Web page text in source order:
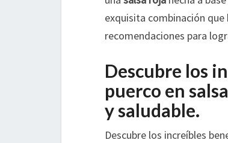
exquisita combinación
recomendaciones para
Descubre los
puerco en
y saludable.
Descubre los increíbles